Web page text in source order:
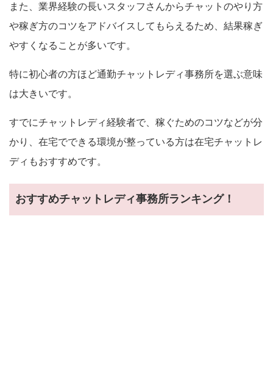
また、業界経験の長いスタッフさんからチャットのやり方
や稼ぎ方のコツをアドバイスしてもらえるため、結果稼ぎ
やすくなることが多いです。
特に初心者の方ほど通勤チャットレディ事務所を選ぶ意味
は大きいです。
すでにチャットレディ経験者で、稼ぐためのコツなどが分
かり、在宅でできる環境が整っている方は在宅チャットレ
ディもおすすめです。
おすすめチャットレディ事務所ランキング！